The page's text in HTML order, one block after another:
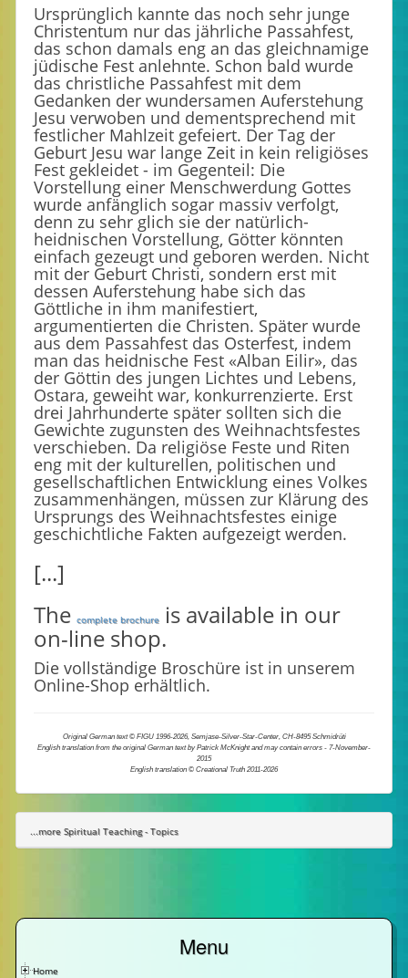
Ursprünglich kannte das noch sehr junge
Christentum nur das jährliche Passahfest,
das schon damals eng an das gleichnamige
jüdische Fest anlehnte. Schon bald wurde
das christliche Passahfest mit dem
Gedanken der wundersamen Auferstehung
Jesu verwoben und dementsprechend mit
festlicher Mahlzeit gefeiert. Der Tag der
Geburt Jesu war lange Zeit in kein religiöses
Fest gekleidet - im Gegenteil: Die
Vorstellung einer Menschwerdung Gottes
wurde anfänglich sogar massiv verfolgt,
denn zu sehr glich sie der natürlich-
heidnischen Vorstellung, Götter könnten
einfach gezeugt und geboren werden. Nicht
mit der Geburt Christi, sondern erst mit
dessen Auferstehung habe sich das
Göttliche in ihm manifestiert,
argumentierten die Christen. Später wurde
aus dem Passahfest das Osterfest, indem
man das heidnische Fest «Alban Eilir», das
der Göttin des jungen Lichtes und Lebens,
Ostara, geweiht war, konkurrenzierte. Erst
drei Jahrhunderte später sollten sich die
Gewichte zugunsten des Weihnachtsfestes
verschieben. Da religiöse Feste und Riten
eng mit der kulturellen, politischen und
gesellschaftlichen Entwicklung eines Volkes
zusammenhängen, müssen zur Klärung des
Ursprungs des Weihnachtsfestes einige
geschichtliche Fakten aufgezeigt werden.
[...]
The complete brochure is available in our
on-line shop.
Die vollständige Broschüre ist in unserem
Online-Shop erhältlich.
Original German text © FIGU 1996-2026, Semjase-Silver-Star-Center, CH-8495 Schmidrüti
English translation from the original German text by Patrick McKnight and may contain errors - 7-November-
2015
English translation © Creational Truth 2011-2026
...more Spiritual Teaching - Topics
Menu
Home